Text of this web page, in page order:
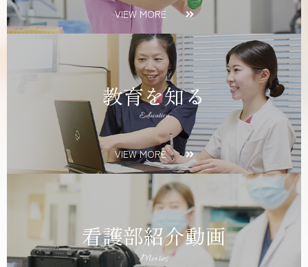
VIEW MORE
教育を知る
Education
VIEW MORE
看護部紹介動画
Movies